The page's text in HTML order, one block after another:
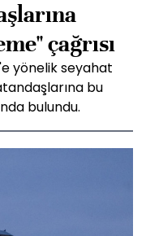
çağrısı
yönelik seyahat
bu
bulundu.